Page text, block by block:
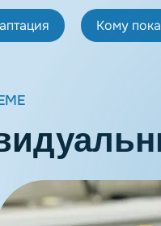
Кому